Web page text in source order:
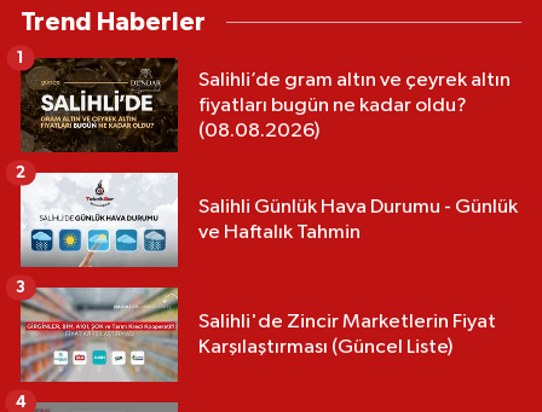
Trend Haberler
Salihli’de gram altın ve çeyrek altın
fiyatları bugün ne kadar oldu?
(08.08.2026)
1
Salihli Günlük Hava Durumu - Günlük
ve Haftalık Tahmin
2
Salihli'de Zincir Marketlerin Fiyat
Karşılaştırması (Güncel Liste)
3
4